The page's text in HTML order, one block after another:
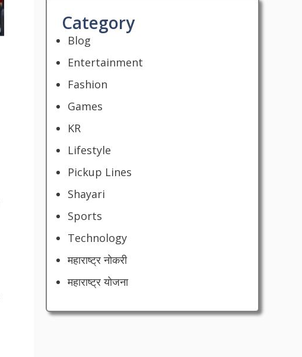
Category
Blog
Entertainment
Fashion
Games
KR
Lifestyle
Pickup Lines
Shayari
Sports
Technology
महाराष्ट्र नोकरी
महाराष्ट्र योजना